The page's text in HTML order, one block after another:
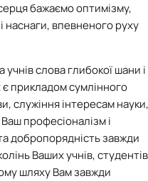
бажаємо оптимізму,
наснаги, впевненого руху
слова глибокої шани і
прикладом сумлінного
служіння інтересам науки,
професіоналізм і
добропорядність завжди
Ваших учнів,
шляху Вам завжди